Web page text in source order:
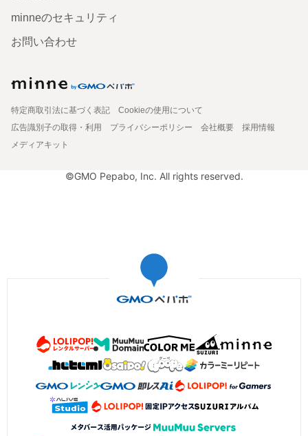
minneのセキュリティ
お問い合わせ
特定商取引法に基づく表記
Cookieの使用について
広告識別子の取得・利用
プライバシーポリシー 会社概要
採用情報
メディアキット
©GMO Pepabo, Inc. All rights reserved.